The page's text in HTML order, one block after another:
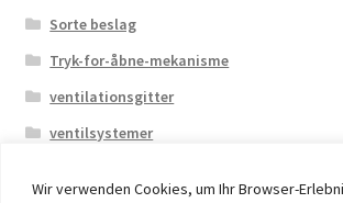
Wir verwenden Cookies, um Ihr Browser-
Sorte beslag
Tryk-for-åbne-mekanisme
ventilationsgitter
ventilsystemer